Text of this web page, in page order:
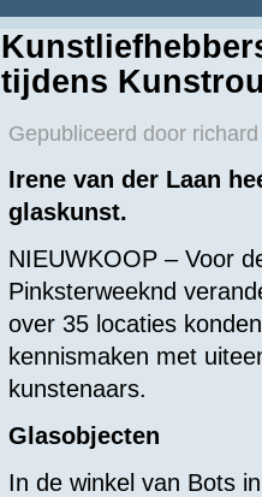
tijdens
Gepubliceerd door
Irene van der Laan
glaskunst.
NIEUWKOOP – Voor
Pinksterweeknd
over 35 locaties
kennismaken met
kunstenaars.
Glasobjecten
In de winkel van Bots